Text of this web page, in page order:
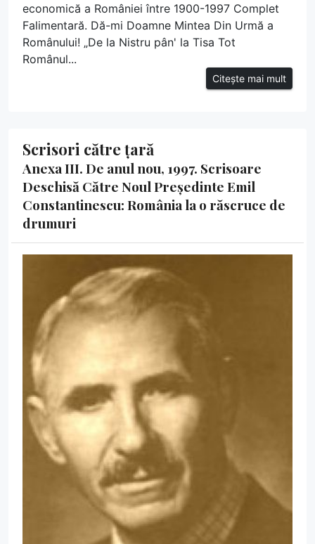
economică a României între 1900-1997 Complet
Falimentară. Dă-mi Doamne Mintea Din Urmă a
Românului! „De la Nistru pân' la Tisa Tot
Românul...
Citește mai mult
Scrisori către țară
Anexa III. De anul nou, 1997. Scrisoare
Deschisă Către Noul Președinte Emil
Constantinescu: România la o răscruce de
drumuri